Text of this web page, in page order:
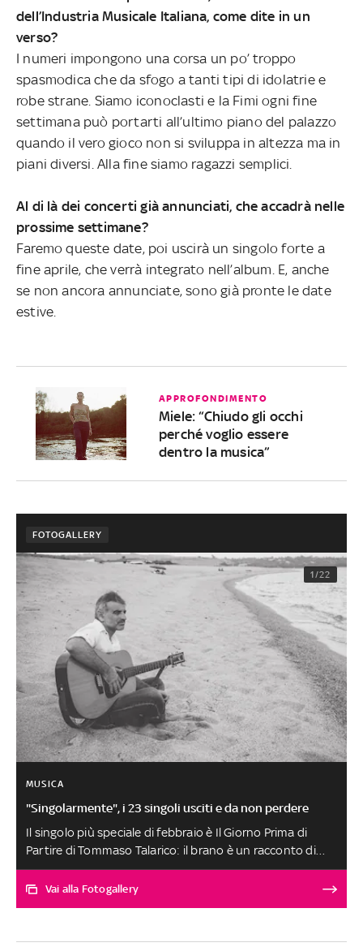
dell’Industria Musicale Italiana, come dite in un
verso?
I numeri impongono una corsa un po’ troppo
spasmodica che da sfogo a tanti tipi di idolatrie e
robe strane. Siamo iconoclasti e la Fimi ogni fine
settimana può portarti all’ultimo piano del palazzo
quando il vero gioco non si sviluppa in altezza ma in
piani diversi. Alla fine siamo ragazzi semplici.
Al di là dei concerti già annunciati, che accadrà nelle
prossime settimane?
Faremo queste date, poi uscirà un singolo forte a
fine aprile, che verrà integrato nell’album. E, anche
se non ancora annunciate, sono già pronte le date
estive.
APPROFONDIMENTO
Miele: “Chiudo gli occhi
perché voglio essere
dentro la musica”
FOTOGALLERY
1/22
MUSICA
"Singolarmente", i 23 singoli usciti e da non perdere
Il singolo più speciale di febbraio è Il Giorno Prima di
Partire di Tommaso Talarico: il brano è un racconto di
sentimenti, di destini e di partenze. Un ascolto speciale
meritano Nicole Bullet, Fenice, Gabriele Rappoli, Tekla,
300 ascolti, sono al secondo posto a pari merito
Vai alla Fotogallery